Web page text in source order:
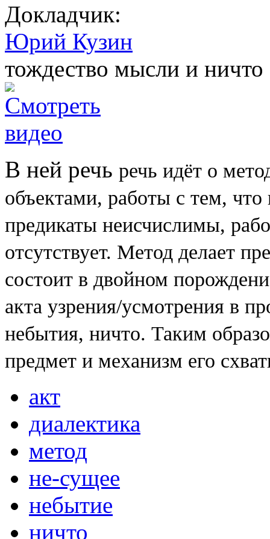
Докладчик:
Юрий Кузин
тождество мысли и ничто
В ней речь речь идёт о
объектами, работы с тем,
предикаты неисчислимы,
отсутствует. Метод делает
состоит в двойном
акта узрения/усмотрения в
небытия, ничто. Таким
предмет и механизм его
акт
диалектика
метод
не-сущее
небытие
ничто